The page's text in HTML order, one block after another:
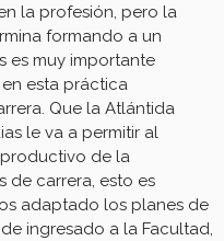
la profesión, pero la
formando a un
es muy importante
esta práctica
Que la Atlántida
le va a permitir al
de la
de carrera, esto es
adaptado los planes de
ingresado a la Facultad,